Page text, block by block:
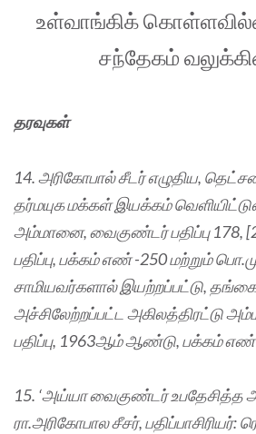
உள்வாங்கிக்
சந்தேகம்
தரவுகள்
14. அரிகோபால் சீடர் எழுதிய,
தர்மயுக மக்கள் இயக்கம்
அம்மானை, வைகுண்டர் பதிப்பு 178,
பதிப்பு, பக்கம் எண் -250 மற்றும்
சாமியவர்களால் இயற்றப்பட்டு,
அச்சிலேற்றப்பட்ட அகிலத்திரட்டு
பதிப்பு, 1963ஆம் ஆண்டு, பக்கம் எண்
15. ‘அய்யா வைகுண்டர் உபதேசித்த
ரா.அரிகோபால சீசர், பதிப்பாசிரியர்: